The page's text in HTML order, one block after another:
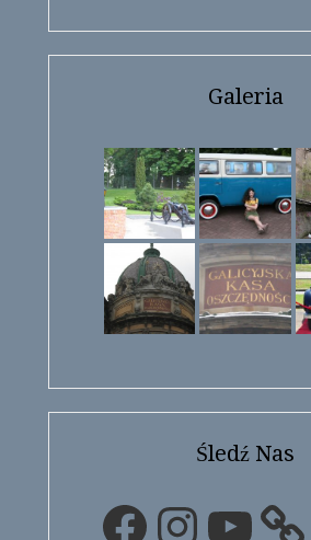
Galeria
Śledź Nas
FacebookInstagramYouTube